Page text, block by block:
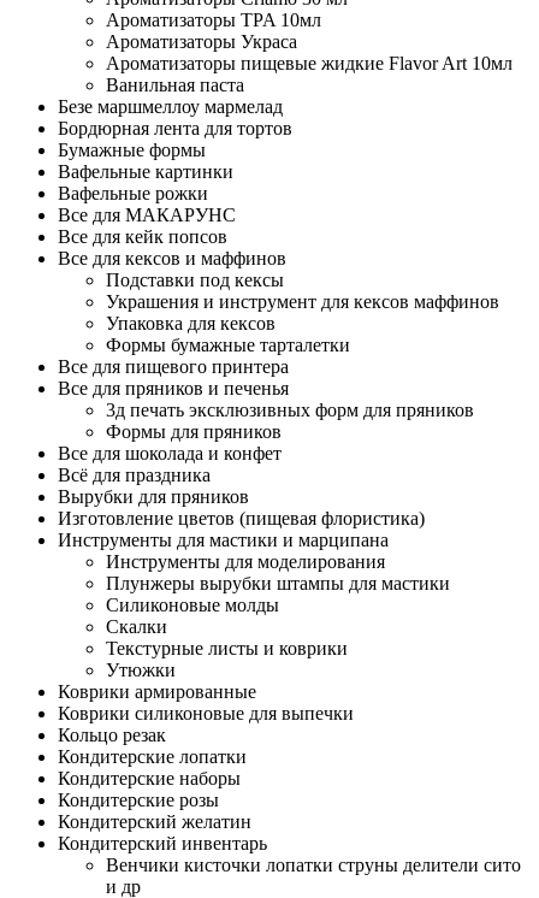
Ароматизаторы TPA 10мл
Ароматизаторы Украса
Ароматизаторы пищевые жидкие Flavor Art 10мл
Ванильная паста
Безе маршмеллоу мармелад
Бордюрная лента для тортов
Бумажные формы
Вафельные картинки
Вафельные рожки
Все для МАКАРУНС
Все для кейк попсов
Все для кексов и маффинов
Подставки под кексы
Украшения и инструмент для кексов маффинов
Упаковка для кексов
Формы бумажные тарталетки
Все для пищевого принтера
Все для пряников и печенья
3д печать эксклюзивных форм для пряников
Формы для пряников
Все для шоколада и конфет
Всё для праздника
Вырубки для пряников
Изготовление цветов (пищевая флористика)
Инструменты для мастики и марципана
Инструменты для моделирования
Плунжеры вырубки штампы для мастики
Силиконовые молды
Скалки
Текстурные листы и коврики
Утюжки
Коврики армированные
Коврики силиконовые для выпечки
Кольцо резак
Кондитерские лопатки
Кондитерские наборы
Кондитерские розы
Кондитерский желатин
Кондитерский инвентарь
Венчики кисточки лопатки струны делители сито
и др